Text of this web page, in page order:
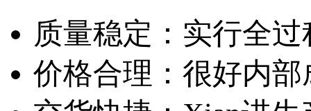
质量稳定：实行全
价格合理：很好内